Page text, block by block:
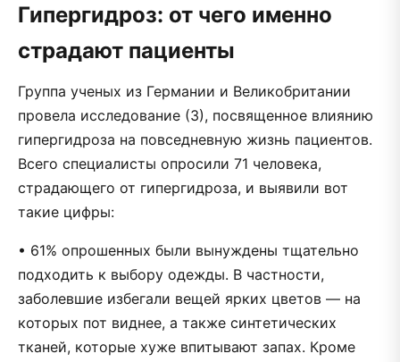
Гипергидроз: от чего именно
страдают пациенты
Группа ученых из Германии и Великобритании
провела исследование (3), посвященное влиянию
гипергидроза на повседневную жизнь пациентов.
Всего специалисты опросили 71 человека,
страдающего от гипергидроза, и выявили вот
такие цифры:
• 61% опрошенных были вынуждены тщательно
подходить к выбору одежды. В частности,
заболевшие избегали вещей ярких цветов — на
которых пот виднее, а также синтетических
тканей, которые хуже впитывают запах. Кроме